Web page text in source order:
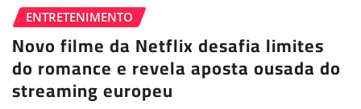
ENTRETENIMENTO
Novo filme da Netflix desafia limites
do romance e revela aposta ousada do
streaming europeu